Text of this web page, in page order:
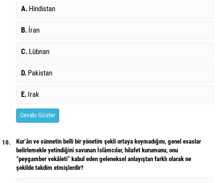
A. Hindistan
B. İran
C. Lübnan
D. Pakistan
E. Irak
Cevabı Göster
10.
Kur’ân ve sünnetin belli bir yönetim şekli ortaya koymadığını, genel esaslar
belirlemekle yetindiğini savunan İslâmcılar, hilafet kurumunu, onu
“peygamber vekâleti” kabul eden geleneksel anlayıştan farklı olarak ne
şekilde takdim etmişlerdir?